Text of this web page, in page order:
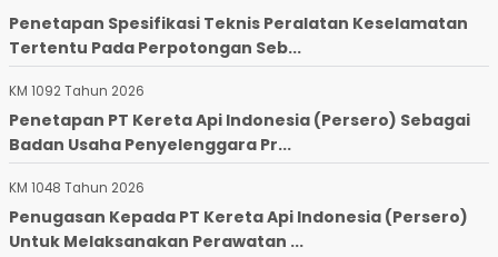
Penetapan Spesifikasi Teknis Peralatan Keselamatan
Tertentu Pada Perpotongan Seb...
KM 1092 Tahun 2026
Penetapan PT Kereta Api Indonesia (Persero) Sebagai
Badan Usaha Penyelenggara Pr...
KM 1048 Tahun 2026
Penugasan Kepada PT Kereta Api Indonesia (Persero)
Untuk Melaksanakan Perawatan ...